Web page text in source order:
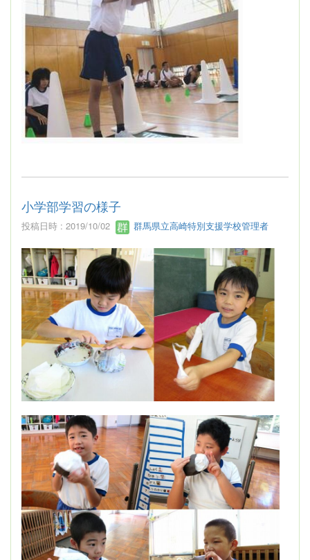
小学部学習の様子
投稿日時 : 2019/10/02 群馬県立高崎特別支援学校管理者